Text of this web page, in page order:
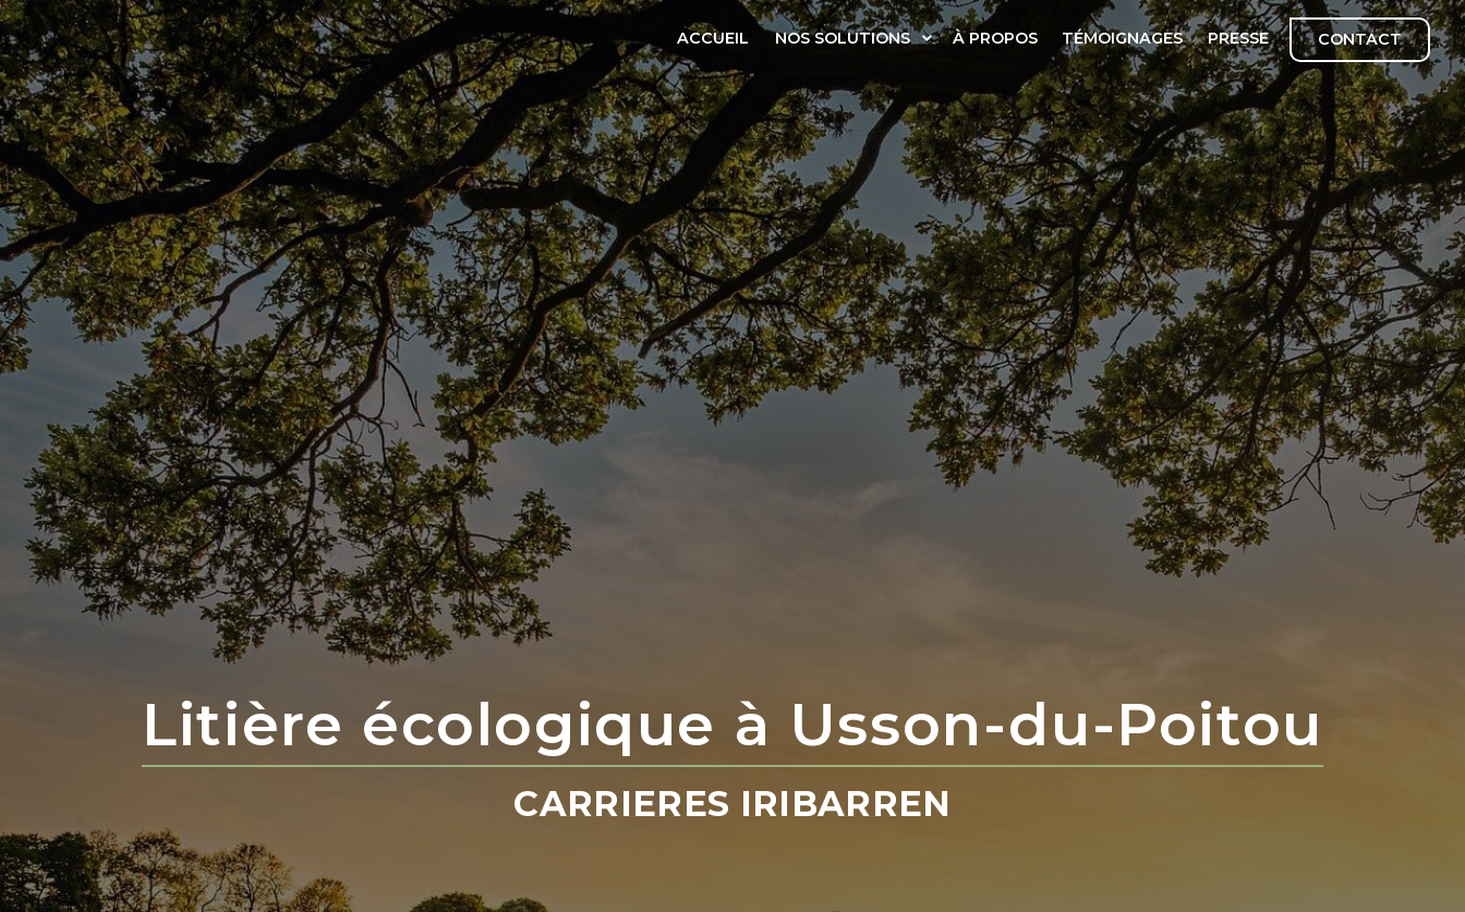
ACCUEIL NOS SOLUTIONS À PROPOS TÉMOIGNAGES PRESSE CONTACT
Litière écologique à Usson-du-Poitou
CARRIERES IRIBARREN
Panneau de gestion des cookies